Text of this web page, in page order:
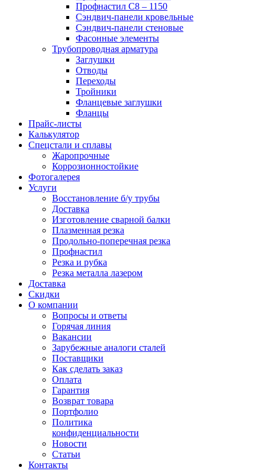
Профнастил С8 – 1150
Сэндвич-панели кровельные
Сэндвич-панели стеновые
Фасонные элементы
Трубопроводная арматура
Заглушки
Отводы
Переходы
Тройники
Фланцевые заглушки
Фланцы
Прайс-листы
Калькулятор
Спецстали и сплавы
Жаропрочные
Коррозионностойкие
Фотогалерея
Услуги
Восстановление б/у трубы
Доставка
Изготовление сварной балки
Плазменная резка
Продольно-поперечная резка
Профнастил
Резка и рубка
Резка металла лазером
Доставка
Скидки
О компании
Вопросы и ответы
Горячая линия
Вакансии
Зарубежные аналоги сталей
Поставщики
Как сделать заказ
Оплата
Гарантия
Возврат товара
Портфолио
Политика
конфиденциальности
Новости
Статьи
Контакты